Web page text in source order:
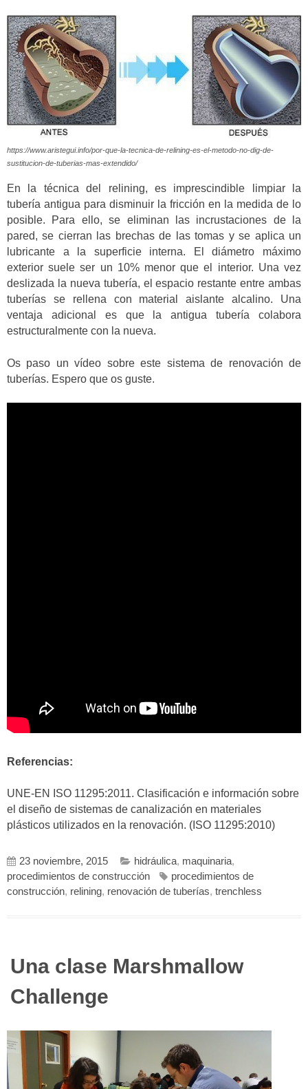
https://www.aristegui.info/por-que-la-tecnica-de-relining-es-el-metodo-no-dig-de-
sustitucion-de-tuberias-mas-extendido/
En la técnica del relining, es imprescindible limpiar la
tubería antigua para disminuir la fricción en la medida de lo
posible. Para ello, se eliminan las incrustaciones de la
pared, se cierran las brechas de las tomas y se aplica un
lubricante a la superficie interna. El diámetro máximo
exterior suele ser un 10% menor que el interior. Una vez
deslizada la nueva tubería, el espacio restante entre ambas
tuberías se rellena con material aislante alcalino. Una
ventaja adicional es que la antigua tubería colabora
estructuralmente con la nueva.
Os paso un vídeo sobre este sistema de renovación de
tuberías. Espero que os guste.
Referencias:
UNE-EN ISO 11295:2011. Clasificación e información sobre
el diseño de sistemas de canalización en materiales
plásticos utilizados en la renovación. (ISO 11295:2010)
23 noviembre, 2015 hidráulica, maquinaria,
procedimientos de construcción
procedimientos de
construcción, relining, renovación de tuberías, trenchless
Una clase Marshmallow
Challenge